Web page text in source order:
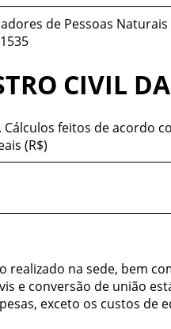
de Pessoas
CIVIL
Cálculos feitos de acordo
(R$)
realizado na sede, bem
e conversão de união
exceto os custos de